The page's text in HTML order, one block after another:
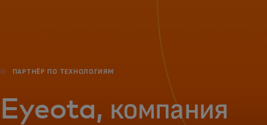
Для всего мира
ПАРТНЁР ПО ТЕХНОЛОГИЯМ
Eyeota, компания